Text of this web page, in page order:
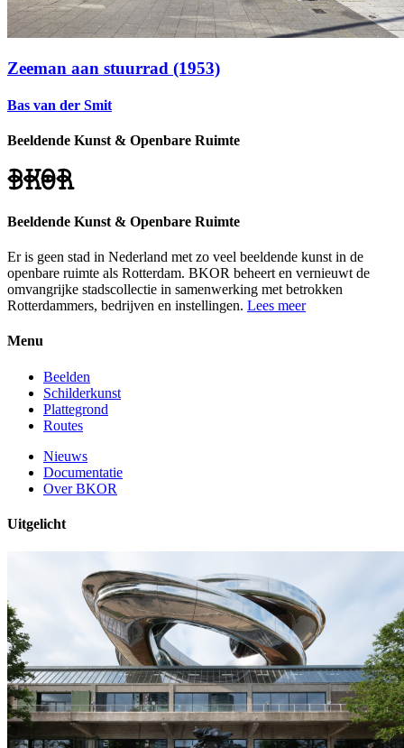
Zeeman aan stuurrad (1953)
Bas van der Smit
Beeldende Kunst & Openbare Ruimte
Beeldende Kunst & Openbare Ruimte
Er is geen stad in Nederland met zo veel beeldende kunst in de
openbare ruimte als Rotterdam. BKOR beheert en vernieuwt de
omvangrijke stadscollectie in samenwerking met betrokken
Rotterdammers, bedrijven en instellingen. Lees meer
Menu
Beelden
Schilderkunst
Plattegrond
Routes
Nieuws
Documentatie
Over BKOR
Uitgelicht